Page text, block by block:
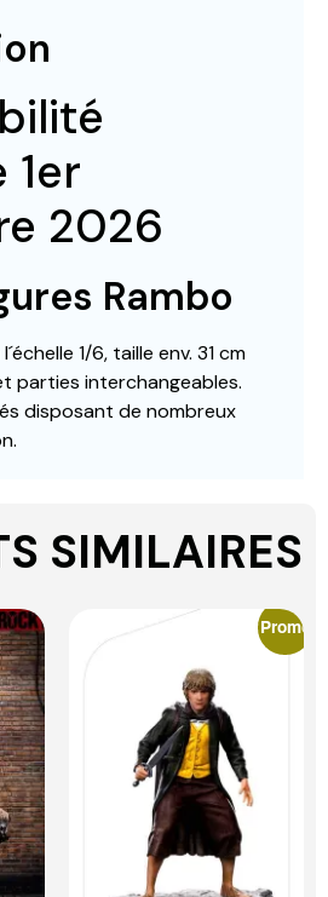
1er
2026
Rambo
1/6, taille env. 31 cm
parties interchangeables.
disposant de nombreux
SIMILAIRES
Promo